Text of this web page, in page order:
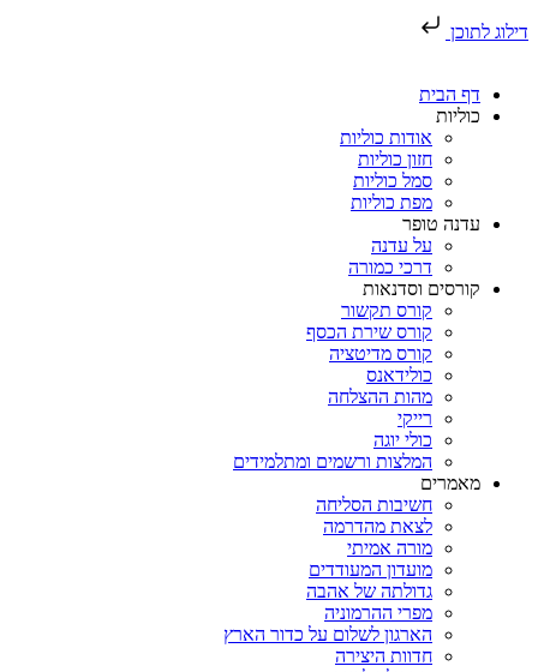
דילוג לתוכן
דף הבית
כוליות
אודות כוליות
חזון כוליות
סמל כוליות
מפת כוליות
עדנה טופר
על עדנה
דרכי כמורה
קורסים וסדנאות
קורס תקשור
קורס שירת הכסף
קורס מדיטציה
כולידאנס
מהות ההצלחה
רייקי
כולי יוגה
המלצות ורשמים ומתלמידים
מאמרים
חשיבות הסליחה
לצאת מהדרמה
מורה אמיתי
מועדון המעודדים
גדולתה של אהבה
מפרי ההרמוניה
הארגון לשלום על כדור הארץ
חדוות היצירה